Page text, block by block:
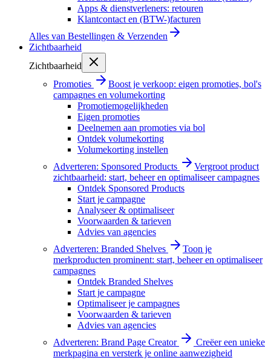
Apps & dienstverleners: retouren
Klantcontact en (BTW-)facturen
Alles van Bestellingen & Verzenden
Zichtbaarheid
Zichtbaarheid
Promoties
Boost je verkoop: eigen promoties, bol's
campagnes en volumekorting
Promotiemogelijkheden
Eigen promoties
Deelnemen aan promoties via bol
Ontdek volumekorting
Volumekorting instellen
Adverteren: Sponsored Products
Vergroot product
zichtbaarheid: start, beheer en optimaliseer campagnes
Ontdek Sponsored Products
Start je campagne
Analyseer & optimaliseer
Voorwaarden & tarieven
Advies van agencies
Adverteren: Branded Shelves
Toon je
merkproducten prominent: start, beheer en optimaliseer
campagnes
Ontdek Branded Shelves
Start je campagne
Optimaliseer je campagnes
Voorwaarden & tarieven
Advies van agencies
Adverteren: Brand Page Creator
Creëer een unieke
merkpagina en versterk je online aanwezigheid